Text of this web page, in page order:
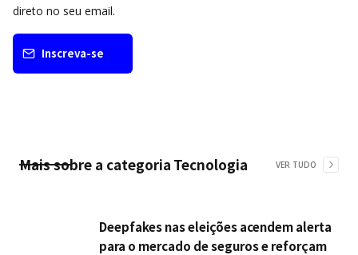
direto no seu email.
Inscreva-se
Mais sobre a categoria Tecnologia VER TUDO
Deepfakes nas eleições acendem alerta
para o mercado de seguros e reforçam